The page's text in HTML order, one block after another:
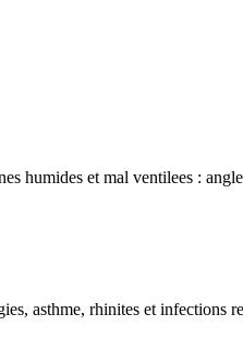
humides et mal ventilees :
asthme, rhinites et infections